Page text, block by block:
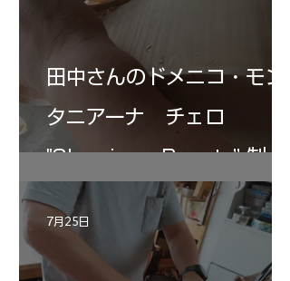
田中さんのドメニコ・モン
タニアーナ チェロ
"Sleeping・Beauty” 制作
記 30
7月25日